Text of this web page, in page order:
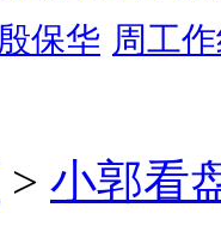
殷保华 周工
> 小郭看